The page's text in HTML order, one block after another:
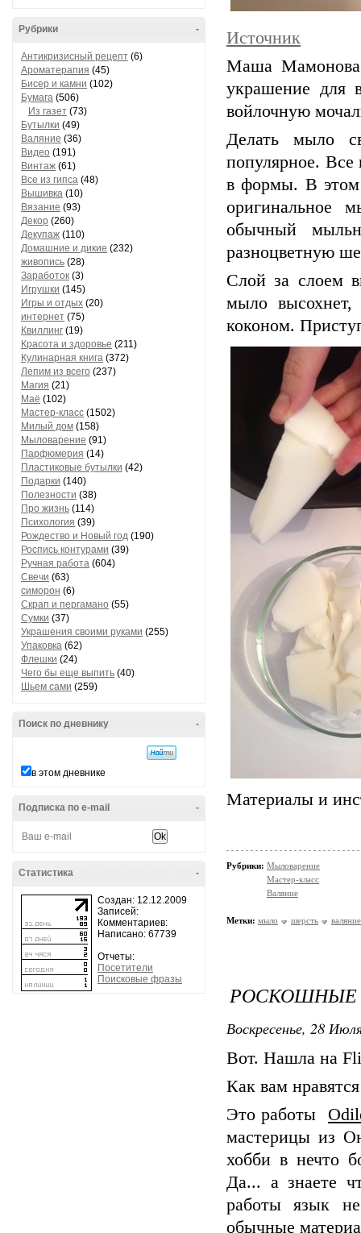
-
Рубрики
Антикризисный рецепт (6)
Ароматерапия (45)
Бисер и камни (102)
Бумага (506)
Из газет (73)
Бутылки (49)
Валяние (36)
Видео (191)
Винтаж (61)
Все из гипса (48)
Вышивка (10)
Вязание (93)
Декор (260)
Декупаж (110)
Домашние и дикие (232)
живопись (28)
Заработок (3)
Игрушки (145)
Игры и отдых (20)
интернет (75)
Квиллинг (19)
Красота и здоровье (211)
Кулинарная книга (372)
Лепим из всего (237)
Магия (21)
Маё (102)
Мастер-класс (1502)
Милый дом (158)
Мыловарение (91)
Парфюмерия (14)
Пластиковые бутылки (42)
Подарки (140)
Полезности (38)
Про жизнь (114)
Психология (39)
Рождество и Новый год (190)
Роспись контурами (39)
Ручная работа (604)
Свечи (63)
симорон (6)
Скрап и пергамано (55)
Сумки (37)
Украшения своими руками (255)
Упаковка (62)
Флешки (24)
Чего бы еще выпить (40)
Шьем сами (259)
-
Поиск по дневнику
в этом дневнике
-
Подписка по e-mail
-
Статистика
Создан: 12.12.2009
Записей:
Комментариев:
Написано: 67739
Отчеты:
Посетители
Поисковые фразы
Источник
Маша Мамонова
украшение для
войлочную
Делать мыло
популярное.
в формы. В этом
оригинальное
обычный
разноцветную
Слой за слоем
мыло
коконом.
Материалы и
Рубрики: Мыловарение
Мастер-класс
Валяние
Метки: мыло шерсть валяние
РОСКОШНЫЕ
Воскресенье, 28
Вот. Нашла на
Как вам
Это работы
мастерицы из
хобби в нечто
Да... а знаете
работы язык не
обычные